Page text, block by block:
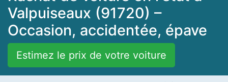
Valpuiseaux (91720) –
Occasion, accidentée, épave
Estimez le prix de votre voiture